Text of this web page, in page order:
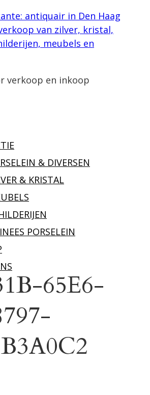
verkoop en inkoop
& DIVERSEN
& KRISTAL
PORSELEIN
65E6-